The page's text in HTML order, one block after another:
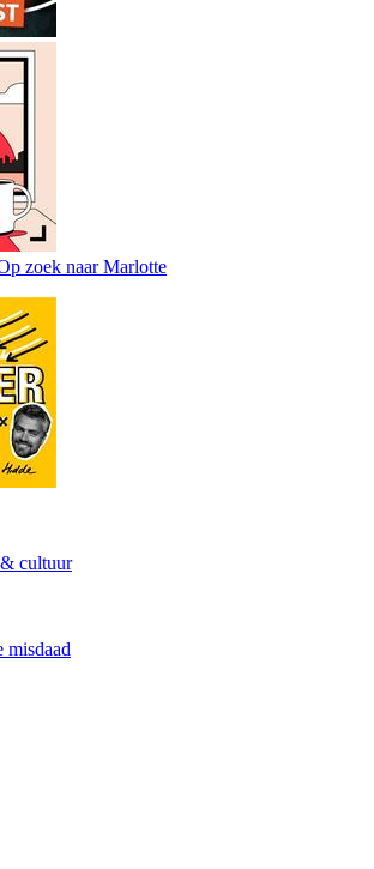
cultuur
misdaad